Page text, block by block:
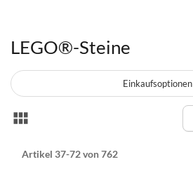
LEGO®-Steine
Anzeigen
Liste
Artikel 37-72von762
Einkaufsoptionen